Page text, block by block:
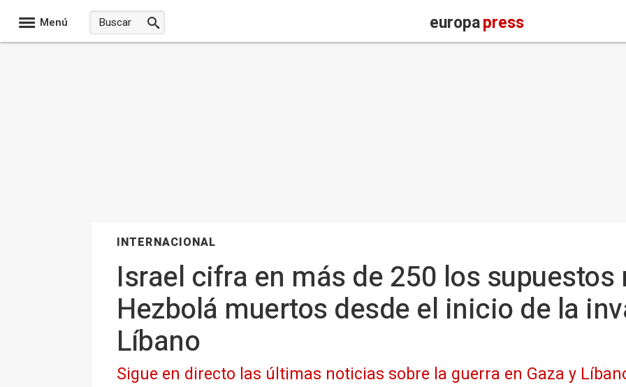
Menú europapress
INTERNACIONAL
Israel cifra en más de 250 los
Hezbolá muertos desde el inicio de la
Líbano
Sigue en directo las últimas noticias sobre la guerra en Gaza y